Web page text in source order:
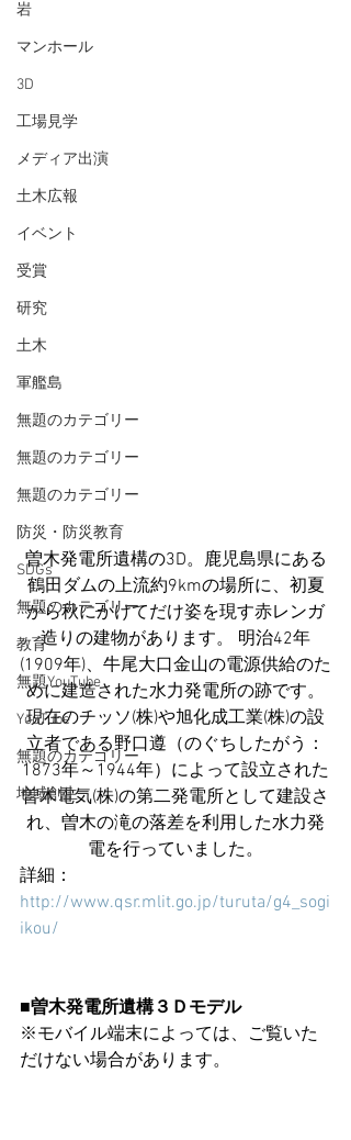
岩
マンホール
3D
工場見学
メディア出演
土木広報
イベント
受賞
研究
土木
軍艦島
無題のカテゴリー
無題のカテゴリー
無題のカテゴリー
防災・防災教育
SDGs
無題のカテゴリー
教育
無題YouTube
YouTube
無題のカテゴリー
地域創生
曽木発電所遺構の3D。鹿児島県にある
鶴田ダムの上流約9kmの場所に、初夏
から秋にかけてだけ姿を現す赤レンガ
造りの建物があります。 明治42年
(1909年)、牛尾大口金山の電源供給のた
めに建造された水力発電所の跡です。
現在のチッソ(株)や旭化成工業(株)の設
立者である野口遵（のぐちしたがう：
1873年～1944年）によって設立された
曽木電気(株)の第二発電所として建設さ
れ、曽木の滝の落差を利用した水力発
電を行っていました。
詳細：
http://www.qsr.mlit.go.jp/turuta/g4_sogi
ikou/
■曽木発電所遺構３Ｄモデル
※モバイル端末によっては、ご覧いた
だけない場合があります。